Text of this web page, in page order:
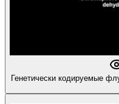
Генетически кодируемые